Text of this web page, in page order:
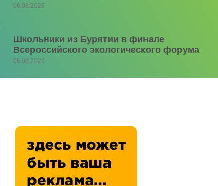
06.08.2026
Школьники из Бурятии в финале
Всероссийского экологического форума
06.08.2026